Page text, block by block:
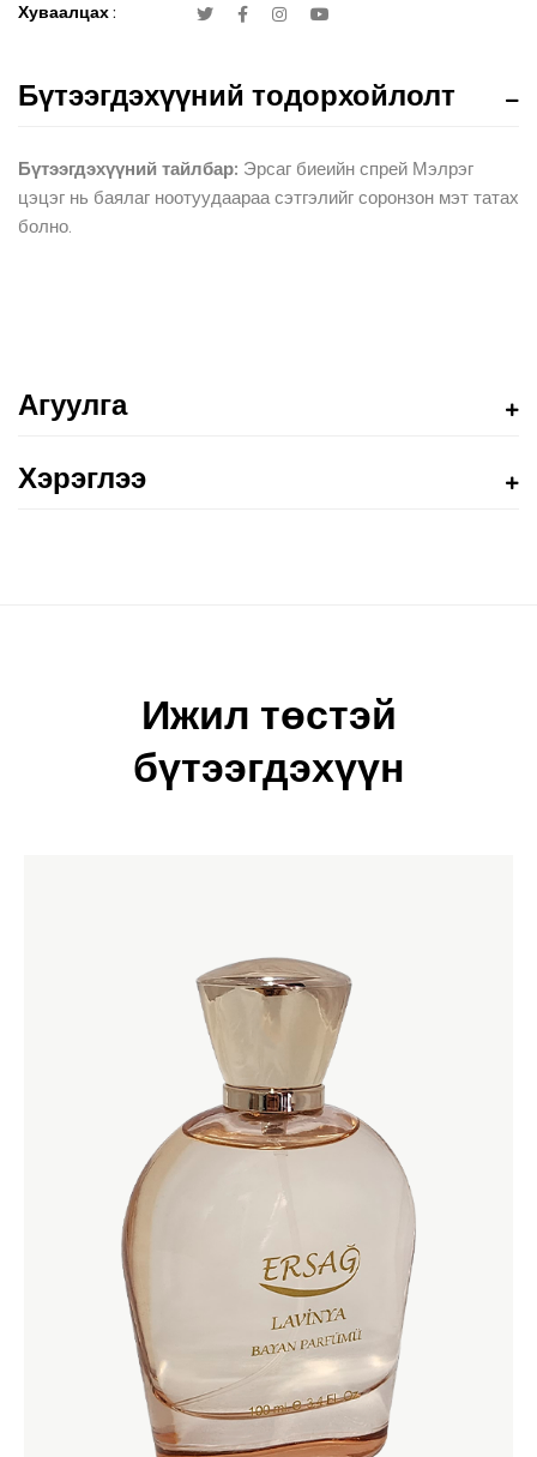
Хуваалцах :
Бүтээгдэхүүний тодорхойлолт
Бүтээгдэхүүний тайлбар: Эрсаг биеийн спрей Мэлрэг
цэцэг нь баялаг ноотуудаараа сэтгэлийг соронзон мэт татах
болно.
Агуулга
Хэрэглээ
Ижил төстэй
бүтээгдэхүүн